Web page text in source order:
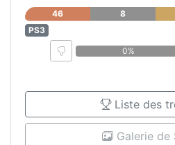
46 8
PS3
0%
Liste des
Galerie de